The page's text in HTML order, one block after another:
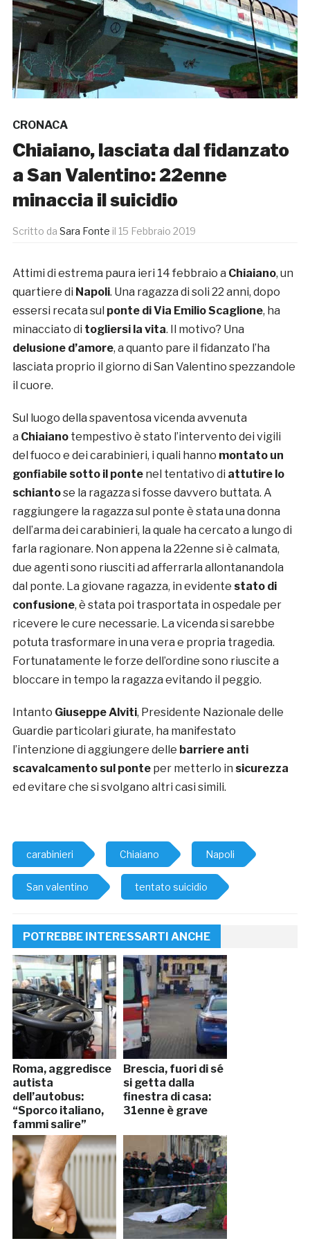
CRONACA
Chiaiano, lasciata dal fidanzato
a San Valentino: 22enne
minaccia il suicidio
Scritto da Sara Fonte il 15 Febbraio 2019
Attimi di estrema paura ieri 14 febbraio a Chiaiano, un
quartiere di Napoli. Una ragazza di soli 22 anni, dopo
essersi recata sul ponte diVia Emilio Scaglione, ha
minacciato di togliersi la vita. Il motivo? Una
delusione d’amore, a quanto pare il fidanzato l’ha
lasciata proprio il giorno di San Valentino spezzandole
il cuore.
Sul luogo della spaventosa vicenda avvenuta
a Chiaianotempestivo è stato l’intervento dei vigili
del fuoco e dei carabinieri, i quali hanno montato un
gonfiabile sotto il pontenel tentativo di attutire lo
schiantose la ragazza si fosse davvero buttata. A
raggiungere la ragazza sul ponte è stata una donna
dell’arma dei carabinieri, la quale ha cercato a lungo di
farla ragionare. Non appena la 22enne si è calmata,
due agenti sono riusciti ad afferrarla allontanandola
dal ponte. La giovane ragazza, in evidente stato di
confusione, è stata poi trasportata in ospedale per
ricevere le cure necessarie. La vicenda si sarebbe
potuta trasformare in una vera e propria tragedia.
Fortunatamente le forze dell’ordine sono riuscite a
bloccare in tempo la ragazza evitando il peggio.
Intanto Giuseppe Alviti, Presidente Nazionale delle
Guardie particolari giurate, ha manifestato
l’intenzione di aggiungere delle barriere anti
scavalcamento sul ponteper metterlo in sicurezza
ed evitare che si svolgano altri casi simili.
carabinieri Chiaiano Napoli
San valentino tentato suicidio
POTREBBE INTERESSARTI ANCHE
Roma, aggredisce
autista
dell’autobus:
“Sporco italiano,
fammi salire”
Brescia, fuori di sé
si getta dalla
finestra di casa:
31enne è grave